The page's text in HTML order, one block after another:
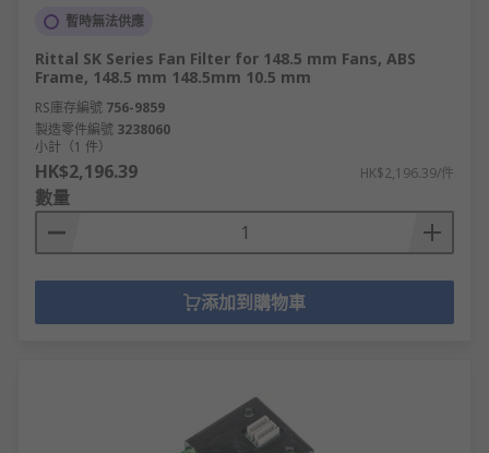
暫時無法供應
Rittal SK Series Fan Filter for 148.5 mm Fans, ABS
Frame, 148.5 mm 148.5mm 10.5 mm
RS庫存編號 756-9859
製造零件編號 3238060
小計（1 件）
HK$2,196.39 HK$2,196.39/件
數量
添加到購物車